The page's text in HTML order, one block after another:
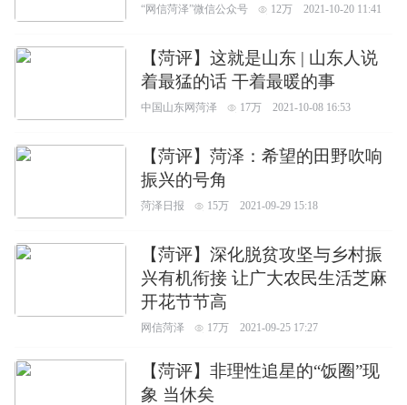
“网信菏泽”微信公众号 12万 2021-10-20 11:41
【菏评】这就是山东 | 山东人说
着最猛的话 干着最暖的事
中国山东网菏泽 17万 2021-10-08 16:53
【菏评】菏泽：希望的田野吹响
振兴的号角
菏泽日报 15万 2021-09-29 15:18
【菏评】深化脱贫攻坚与乡村振
兴有机衔接 让广大农民生活芝麻
开花节节高
网信菏泽 17万 2021-09-25 17:27
【菏评】非理性追星的“饭圈”现
象 当休矣